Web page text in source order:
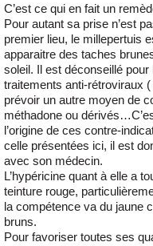
C’est ce qui en fait un
Pour autant sa prise n’est
premier lieu, le millepertuis
apparaitre des taches
soleil. Il est déconseillé
traitements anti-rétroviraux
prévoir un autre moyen de
méthadone ou
l’origine de ces contre-
celle présentées ici, il est
avec son médecin.
L’hypéricine quant à elle a
teinture rouge,
la compétence va du jaune
bruns.
Pour favoriser toutes ses